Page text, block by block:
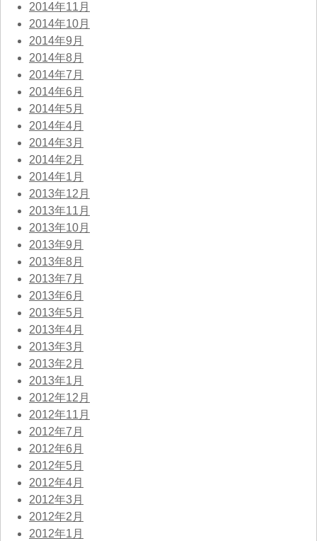
2014年11月
2014年10月
2014年9月
2014年8月
2014年7月
2014年6月
2014年5月
2014年4月
2014年3月
2014年2月
2014年1月
2013年12月
2013年11月
2013年10月
2013年9月
2013年8月
2013年7月
2013年6月
2013年5月
2013年4月
2013年3月
2013年2月
2013年1月
2012年12月
2012年11月
2012年7月
2012年6月
2012年5月
2012年4月
2012年3月
2012年2月
2012年1月